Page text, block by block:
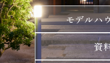
モデルハ
資